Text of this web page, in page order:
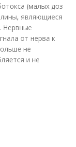
(малых доз
являющиеся
Нервные
от нерва к
не
и не